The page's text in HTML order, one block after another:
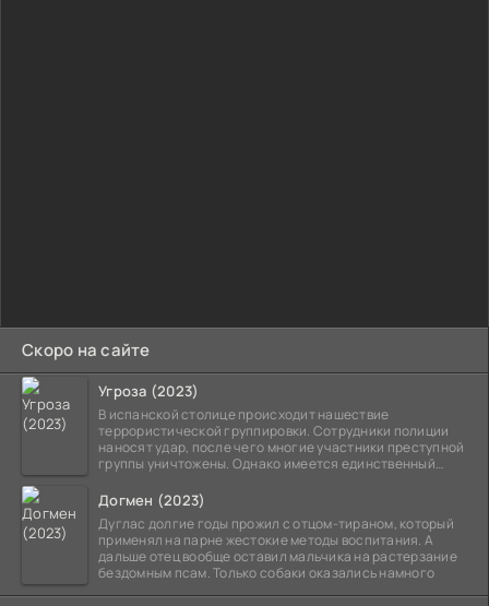
Скоро на сайте
Угроза (2023)
В испанской столице происходит нашествие
террористической группировки. Сотрудники полиции
наносят удар, после чего многие участники преступной
группы уничтожены. Однако имеется единственный
Догмен (2023)
Дуглас долгие годы прожил с отцом-тираном, который
применял на парне жестокие методы воспитания. А
дальше отец вообще оставил мальчика на растерзание
бездомным псам. Только собаки оказались намного